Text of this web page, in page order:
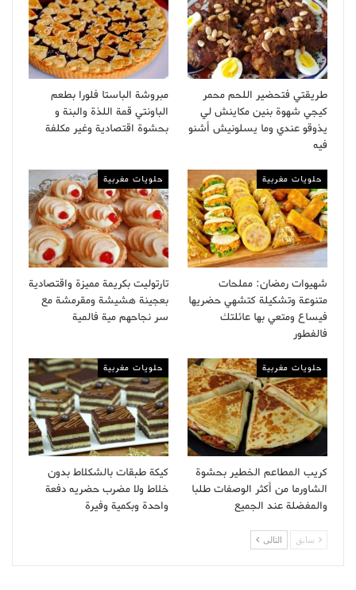
طريقتي فتحضير اللحم محمر
كيجي شهوة بنين مكاينش لي
يذوقو عندي وما يسلونيش أشنو
فيه
مبروشة الباستا فلورا بطعم
الباونتي قمة اللذة والبنة و
بحشوة اقتصادية وغير مكلفة
حلويات مغربية
شهيوات رمضان: مملحات
متنوعة وتشكيلة كتشهي حضريها
فيساع ومتعي بها عائلتك
فالفطور
حلويات مغربية
تارتوليت بكريمة مميزة واقتصادية
بعجينة هشيشة ومقرمشة مع
سر نجاحهم مية فالمية
حلويات مغربية
كريب المطاعم الخطير بحشوة
الشاورما من أكثر الوصفات طلبا
والمفضلة عند الجميع
حلويات مغربية
كيكة طبقات بالشكلاط بدون
خلاط ولا مضرب حضريه دفعة
واحدة وبكمية وفيرة
سابق التالى